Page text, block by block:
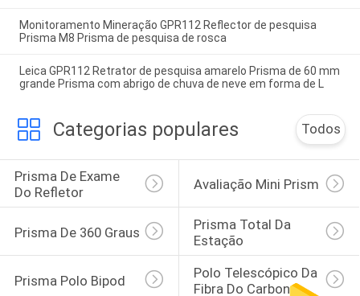
Monitoramento Mineração GPR112 Reflector de pesquisa
Prisma M8 Prisma de pesquisa de rosca
Leica GPR112 Retrator de pesquisa amarelo Prisma de 60 mm
grande Prisma com abrigo de chuva de neve em forma de L
Categorias populares Todos
Prisma De Exame
Do Refletor
Avaliação Mini Prism
Prisma De 360 Graus
Prisma Total Da
Estação
Prisma Polo Bipod
Polo Telescópico Da
Fibra Do Carbono